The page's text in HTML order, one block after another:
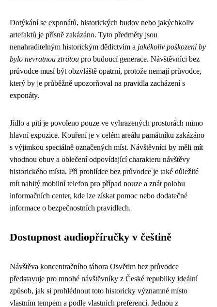
Dotýkání se exponátů, historických budov nebo jakýchkoliv
artefaktů je přísně zakázáno. Tyto předměty jsou
nenahraditelným historickým dědictvím a jakékoliv poškození by
bylo nevratnou ztrátou pro budoucí generace. Návštěvníci bez
průvodce musí být obzvláště opatrní, protože nemají průvodce,
který by je průběžně upozorňoval na pravidla zacházení s
exponáty.
Jídlo a pití je povoleno pouze ve vyhrazených prostorách mimo
hlavní expozice. Kouření je v celém areálu památníku zakázáno
s výjimkou speciálně označených míst. Návštěvníci by měli mít
vhodnou obuv a oblečení odpovídající charakteru návštěvy
historického místa. Při prohlídce bez průvodce je také důležité
mít nabitý mobilní telefon pro případ nouze a znát polohu
informačních center, kde lze získat pomoc nebo dodatečné
informace o bezpečnostních pravidlech.
Dostupnost audiopříručky v češtině
Návštěva koncentračního tábora Osvětim bez průvodce
představuje pro mnohé návštěvníky z České republiky ideální
způsob, jak si prohlédnout toto historicky významné místo
vlastním tempem a podle vlastních preferencí. Jednou z